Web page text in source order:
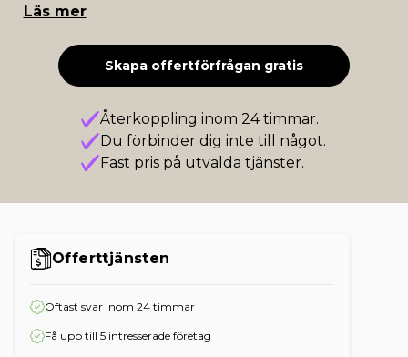
Läs mer
Skapa offertförfrågan gratis
Återkoppling inom 24 timmar.
Du förbinder dig inte till något.
Fast pris på utvalda tjänster.
Offerttjänsten
Oftast svar inom 24 timmar
Få upp till 5 intresserade företag